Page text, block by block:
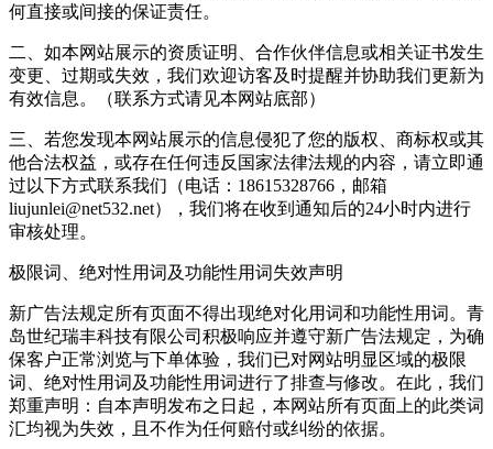
何直接或间接的保证责任。
二、如本网站展示的资质证明、合作伙伴信息或相关证书发生
变更、过期或失效，我们欢迎访客及时提醒并协助我们更新为
有效信息。（联系方式请见本网站底部）
三、若您发现本网站展示的信息侵犯了您的版权、商标权或其
他合法权益，或存在任何违反国家法律法规的内容，请立即通
过以下方式联系我们（电话：18615328766，邮箱
liujunlei@net532.net），我们将在收到通知后的24小时内进行
审核处理。
极限词、绝对性用词及功能性用词失效声明
新广告法规定所有页面不得出现绝对化用词和功能性用词。青
岛世纪瑞丰科技有限公司积极响应并遵守新广告法规定，为确
保客户正常浏览与下单体验，我们已对网站明显区域的极限
词、绝对性用词及功能性用词进行了排查与修改。在此，我们
郑重声明：自本声明发布之日起，本网站所有页面上的此类词
汇均视为失效，且不作为任何赔付或纠纷的依据。